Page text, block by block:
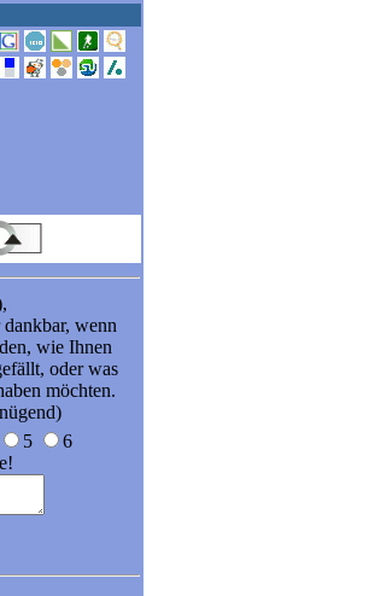
wenn
wie Ihnen
oder was
möchten.
5
6